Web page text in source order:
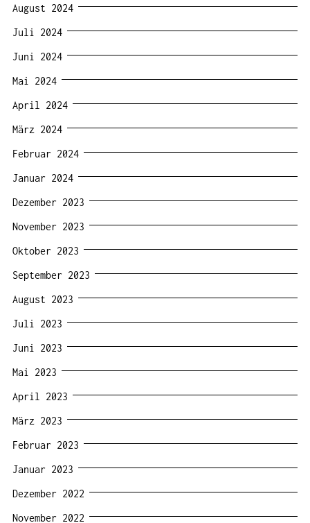
August 2024
Juli 2024
Juni 2024
Mai 2024
April 2024
März 2024
Februar 2024
Januar 2024
Dezember 2023
November 2023
Oktober 2023
September 2023
August 2023
Juli 2023
Juni 2023
Mai 2023
April 2023
März 2023
Februar 2023
Januar 2023
Dezember 2022
November 2022